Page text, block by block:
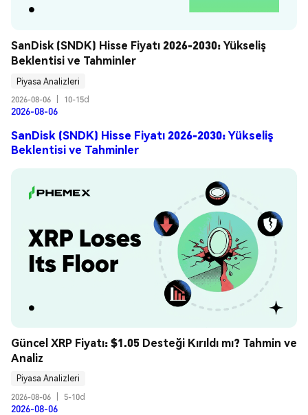
SanDisk (SNDK) Hisse Fiyatı 2026-2030: Yükseliş
Beklentisi ve Tahminler
Piyasa Analizleri
2026-08-06
10-15d
2026-08-06
SanDisk (SNDK) Hisse Fiyatı 2026-2030: Yükseliş
Beklentisi ve Tahminler
Güncel XRP Fiyatı: $1.05 Desteği Kırıldı mı? Tahmin ve
Analiz
Piyasa Analizleri
2026-08-06
5-10d
2026-08-06